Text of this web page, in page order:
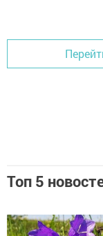
Топ 5